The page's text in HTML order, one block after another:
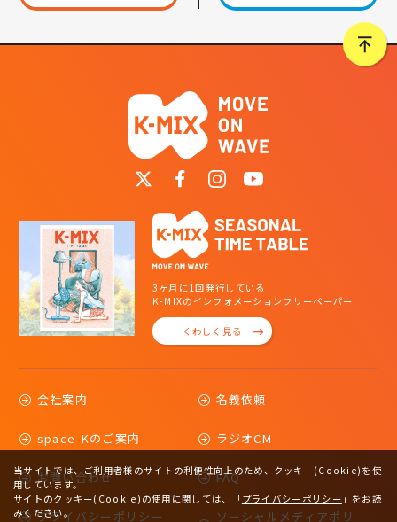
3ヶ月に1回発行している
K-MIXのインフォメーションフリーペーパー
くわしく見る
会社案内 名義依頼
space-Kのご案内 ラジオCM
お問い合わせ FAQ
プライバシーポリシー ソーシャルメディアポリ
当サイトでは、ご利用者様のサイトの利便性向上のため、クッキー(Cookie)を使
用しています。
サイトのクッキー(Cookie)の使用に関しては、
「プライバシーポリシー 」をお読
みください。